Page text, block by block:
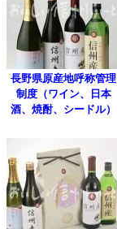
長野県原産地呼称管理
制度（ワイン、日本
酒、焼酎、シードル）